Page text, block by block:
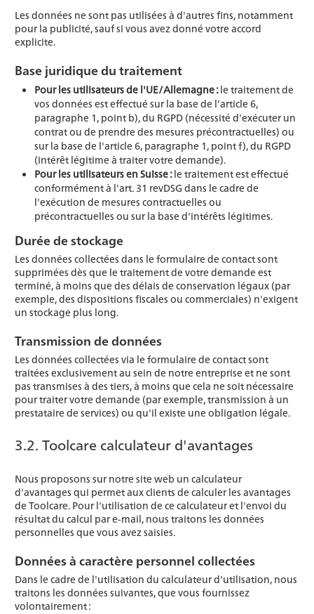
Les données ne sont pas utilisées à d'autres fins, notamment
pour la publicité, sauf si vous avez donné votre accord
explicite.
Base juridique du traitement
Pour les utilisateurs de l'UE/Allemagne :le traitement de
vos données est effectué sur la base de l'article 6,
paragraphe 1, point b), du RGPD (nécessité d'exécuter un
contrat ou de prendre des mesures précontractuelles) ou
sur la base de l'article 6, paragraphe 1, point f), du RGPD
(intérêt légitime à traiter votre demande).
Pour les utilisateurs en Suisse :le traitement est effectué
conformément à l'art. 31 revDSG dans le cadre de
l'exécution de mesures contractuelles ou
précontractuelles ou sur la base d'intérêts légitimes.
Durée de stockage
Les données collectées dans le formulaire de contact sont
supprimées dès que le traitement de votre demande est
terminé, à moins que des délais de conservation légaux (par
exemple, des dispositions fiscales ou commerciales) n'exigent
un stockage plus long.
Transmission de données
Les données collectées via le formulaire de contact sont
traitées exclusivement au sein de notre entreprise et ne sont
pas transmises à des tiers, à moins que cela ne soit nécessaire
pour traiter votre demande (par exemple, transmission à un
prestataire de services) ou qu'il existe une obligation légale.
3.2. Toolcare calculateur d'avantages
Nous proposons sur notre site web un calculateur
d'avantages qui permet aux clients de calculer les avantages
de Toolcare. Pour l'utilisation de ce calculateur et l'envoi du
résultat du calcul par e-mail, nous traitons les données
personnelles que vous avez saisies.
Données à caractère personnel collectées
Dans le cadre de l'utilisation du calculateur d'utilisation, nous
traitons les données suivantes, que vous fournissez
volontairement :